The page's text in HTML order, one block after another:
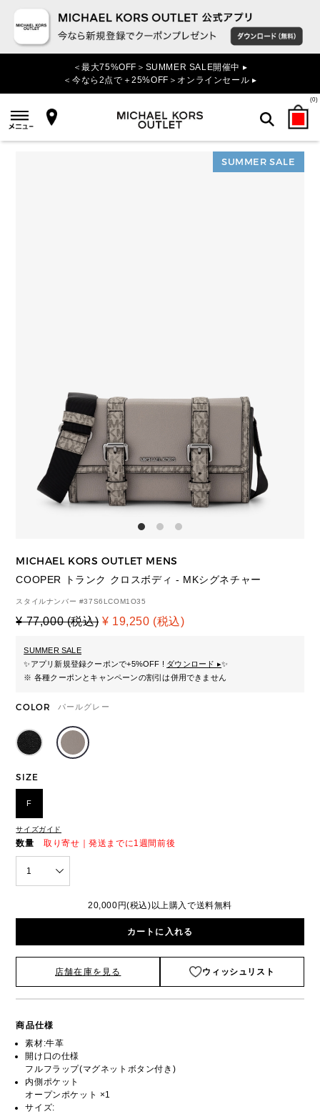
＜最大75%OFF＞SUMMER SALE開催中 ▸
＜今なら2点で＋25%OFF＞オンラインセール ▸
(0)
検索
SUMMER SALE
MICHAEL KORS OUTLET MENS
COOPER トランク クロスボディ - MKシグネチャー
スタイルナンバー #37S6LCOM1O35
¥ 77,000 (税込) ¥ 19,250 (税込)
SUMMER SALE
✨アプリ新規登録クーポンで+5%OFF ! ダウンロード ▸✨
※ 各種クーポンとキャンペーンの割引は併用できません
COLOR パールグレー
SIZE
F
サイズガイド
数量 取り寄せ｜発送までに1週間前後
1
20,000円(税込)以上購入で送料無料
カートに入れる
店舗在庫を見る ウィッシュリスト
商品仕様
素材:牛革
開け口の仕様
フルフラップ(マグネットボタン付き)
内側ポケット
オープンポケット ×1
サイズ: